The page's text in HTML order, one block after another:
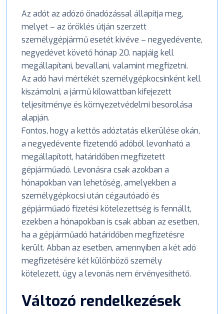
Az adót az adózó önadózással állapítja meg,
melyet – az öröklés útján szerzett
személygépjármű esetét kivéve – negyedévente,
negyedévet követő hónap 20. napjáig kell
megállapítani, bevallani, valamint megfizetni.
Az adó havi mértékét személygépkocsinként kell
kiszámolni, a jármű kilowattban kifejezett
teljesítménye és környezetvédelmi besorolása
alapján.
Fontos, hogy a kettős adóztatás elkerülése okán,
a negyedévente fizetendő adóból levonható a
megállapított, határidőben megfizetett
gépjárműadó. Levonásra csak azokban a
hónapokban van lehetőség, amelyekben a
személygépkocsi után cégautóadó és
gépjárműadó fizetési kötelezettség is fennállt,
ezekben a hónapokban is csak abban az esetben,
ha a gépjárműadó határidőben megfizetésre
került. Abban az esetben, amennyiben a két adó
megfizetésére két különböző személy
kötelezett, úgy a levonás nem érvényesíthető.
Változó rendelkezések